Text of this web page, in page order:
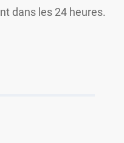
dans les 24 heures.